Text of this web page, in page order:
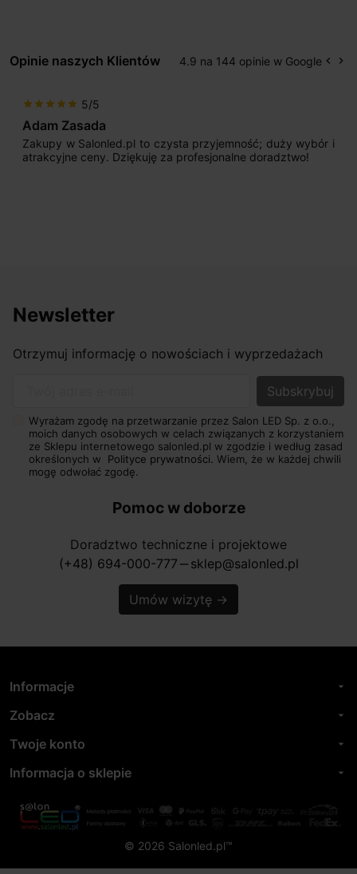
Opinie naszych Klientów 4.9 na 144 opinie w Google keyboard_arrow_left keyboard_arrow_right
star star star star star 5/5
Adam Zasada
Zakupy w Salonled.pl to czysta przyjemność; duży wybór i
atrakcyjne ceny. Dziękuję za profesjonalne doradztwo!
Newsletter
Otrzymuj informację o nowościach i wyprzedażach
Wyrażam zgodę na przetwarzanie przez Salon LED Sp. z o.o.,
moich danych osobowych w celach związanych z korzystaniem
ze Sklepu internetowego salonled.pl w zgodzie i według zasad
określonych w Polityce prywatności. Wiem, że w każdej chwili
mogę odwołać zgodę.
Pomoc w doborze
Doradztwo techniczne i projektowe
(+48) 694-000-777 horizontal_rule sklep@salonled.pl
Umów wizytę →
Informacje arrow_drop_down
Zobacz arrow_drop_down
Twoje konto arrow_drop_down
Informacja o sklepie arrow_drop_down
© 2026 Salonled.pl™